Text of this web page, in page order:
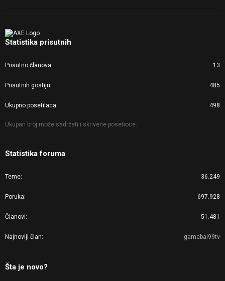
Statistika prisutnih
Prisutno članova 13
Prisutnih gostiju 485
Ukupno posetilaca 498
Ukupan broj može sadržati i skrivene posetioce.
Statistika foruma
Teme 36.249
Poruka 697.928
Članovi 51.481
Najnoviji član gamebai99tv
Šta je novo?